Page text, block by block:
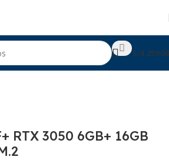
S/3,259.00
RTX 3050 6GB+ 16GB